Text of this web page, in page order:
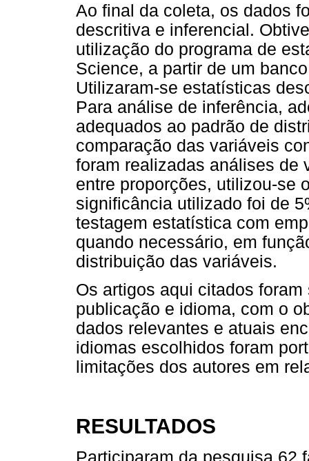
Ao final da coleta, os dados
descritiva e inferencial.
utilização do programa de
Science, a partir de um
Utilizaram-se estatísticas
Para análise de inferência,
adequados ao padrão de
comparação das variáveis
foram realizadas análises de
entre proporções, utilizou-se
significância utilizado foi de
testagem estatística com
quando necessário, em
distribuição das variáveis.
Os artigos aqui citados
publicação e idioma, com o
dados relevantes e atuais
idiomas escolhidos foram
limitações dos autores em
RESULTADOS
Participaram da pesquisa 62